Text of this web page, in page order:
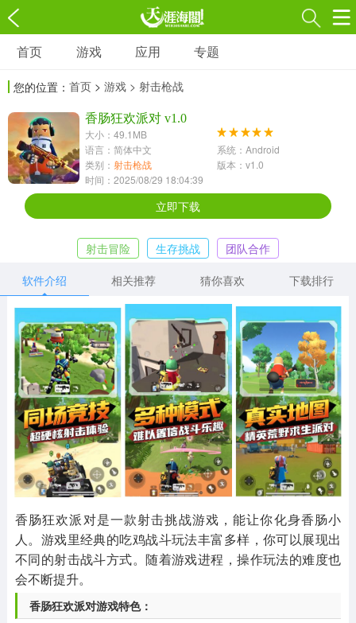
游戏
3697款应用
1597款应用
休闲益智
13387款应用
2196款应用
1072款应用
418款应用
568款应用
音乐舞蹈
2716款应用
515款应用
其他
1654款应用
游戏助手
515款应用
MOD游戏
1056款应用
首页 游戏 应用 专题
您的位置： 首页 > 游戏 > 射击枪战
香肠狂欢派对 v1.0
大小：49.1MB
语言：简体中文
系统：Android
类别： 射击枪战
版本：v1.0
时间：2025/08/29 18:04:39
立即下载
射击冒险 生存挑战
团队合作
软件介绍
相关推荐 猜你喜欢 下载排行
香肠狂欢派对是一款射击挑战游戏，能让你化身香肠小
人。游戏里经典的吃鸡战斗玩法丰富多样，你可以展现出
不同的射击战斗方式。随着游戏进程，操作玩法的难度也
会不断提升。
香肠狂欢派对游戏特色：